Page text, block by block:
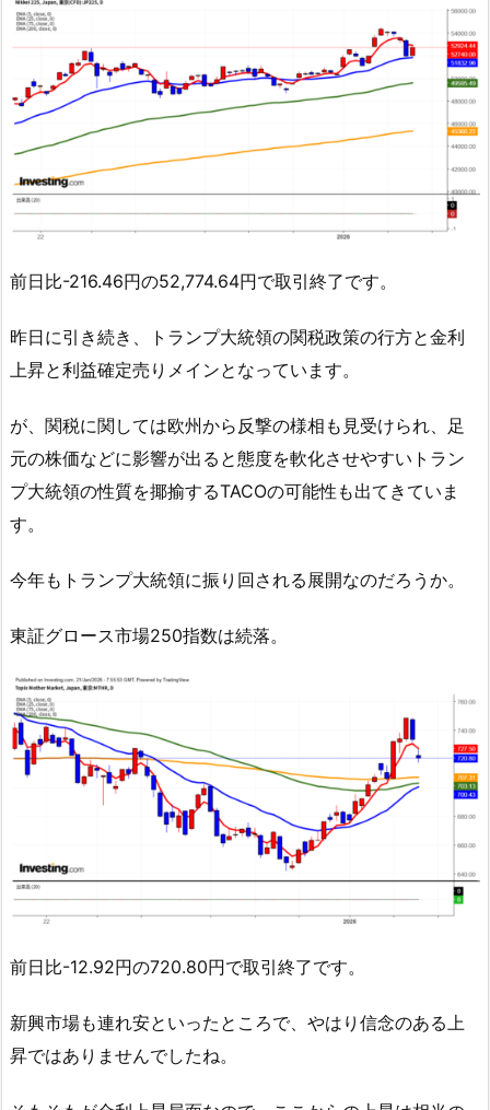
前日比-216.46円の52,774.64円で取引終了です。
昨日に引き続き、トランプ大統領の関税政策の行方と金利
上昇と利益確定売りメインとなっています。
が、関税に関しては欧州から反撃の様相も見受けられ、足
元の株価などに影響が出ると態度を軟化させやすいトラン
プ大統領の性質を揶揄するTACOの可能性も出てきていま
す。
今年もトランプ大統領に振り回される展開なのだろうか。
東証グロース市場250指数は続落。
前日比-12.92円の720.80円で取引終了です。
新興市場も連れ安といったところで、やはり信念のある上
昇ではありませんでしたね。